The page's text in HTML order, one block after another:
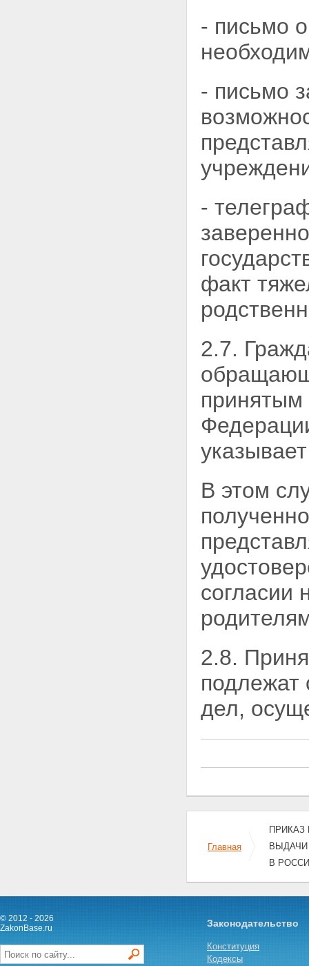
- письмо
- письмо
-
факт
2.7.
В этом
согласии
2.8.
подлежат
дел,
Главная
ПРИКАЗ
В
© 2012 - 2026
ZakonBase.ru
Законодательство
Конституция
Кодексы